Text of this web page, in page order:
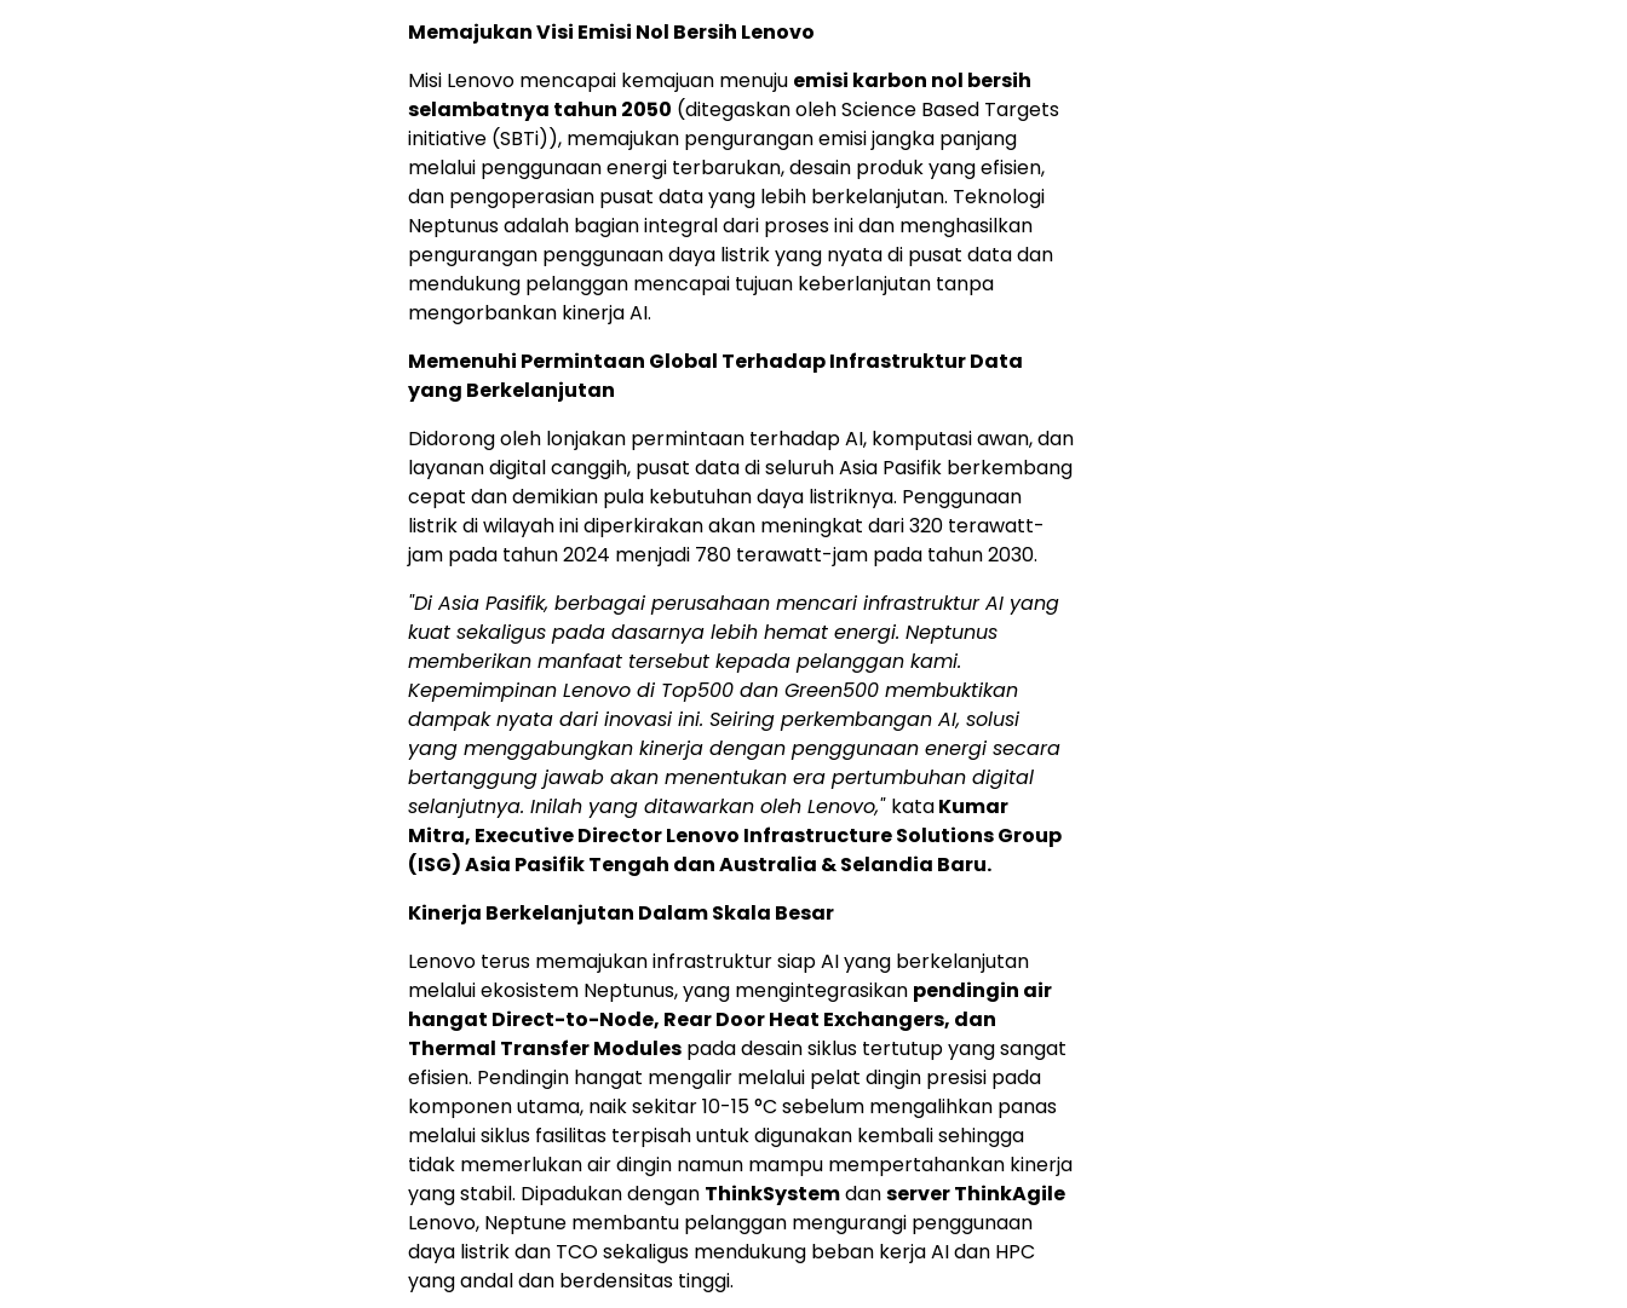
Memajukan Visi Emisi Nol Bersih Lenovo
Misi Lenovo mencapai kemajuan menuju emisi karbon nol bersih
selambatnya tahun 2050 (ditegaskan oleh Science Based Targets
initiative (SBTi)), memajukan pengurangan emisi jangka panjang
melalui penggunaan energi terbarukan, desain produk yang efisien,
dan pengoperasian pusat data yang lebih berkelanjutan. Teknologi
Neptunus adalah bagian integral dari proses ini dan menghasilkan
pengurangan penggunaan daya listrik yang nyata di pusat data dan
mendukung pelanggan mencapai tujuan keberlanjutan tanpa
mengorbankan kinerja AI.
Memenuhi Permintaan Global Terhadap Infrastruktur Data
yang Berkelanjutan
Didorong oleh lonjakan permintaan terhadap AI, komputasi awan, dan
layanan digital canggih, pusat data di seluruh Asia Pasifik berkembang
cepat dan demikian pula kebutuhan daya listriknya. Penggunaan
listrik di wilayah ini diperkirakan akan meningkat dari 320 terawatt-
jam pada tahun 2024 menjadi 780 terawatt-jam pada tahun 2030.
"Di Asia Pasifik, berbagai perusahaan mencari infrastruktur AI yang
kuat sekaligus pada dasarnya lebih hemat energi. Neptunus
memberikan manfaat tersebut kepada pelanggan kami.
Kepemimpinan Lenovo di Top500 dan Green500 membuktikan
dampak nyata dari inovasi ini. Seiring perkembangan AI, solusi
yang menggabungkan kinerja dengan penggunaan energi secara
bertanggung jawab akan menentukan era pertumbuhan digital
selanjutnya. Inilah yang ditawarkan oleh Lenovo," kataKumar
Mitra, Executive Director Lenovo Infrastructure Solutions Group
(ISG) Asia Pasifik Tengah danAustralia &Selandia Baru.
Kinerja Berkelanjutan Dalam Skala Besar
Lenovo terus memajukan infrastruktur siap AI yang berkelanjutan
melalui ekosistem Neptunus, yang mengintegrasikan pendingin air
hangat Direct-to-Node, Rear Door Heat Exchangers, dan
Thermal Transfer Modules pada desain siklus tertutup yang sangat
efisien. Pendingin hangat mengalir melalui pelat dingin presisi pada
komponen utama, naik sekitar 10-15 °C sebelum mengalihkan panas
melalui siklus fasilitas terpisah untuk digunakan kembali sehingga
tidak memerlukan air dingin namun mampu mempertahankan kinerja
yang stabil. Dipadukan dengan ThinkSystemdanserver ThinkAgile
Lenovo, Neptune membantu pelanggan mengurangi penggunaan
daya listrik dan TCO sekaligus mendukung beban kerja AI dan HPC
yang andal dan berdensitas tinggi.